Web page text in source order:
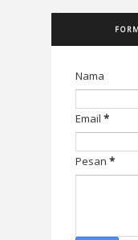
Nama
Email *
Pesan *